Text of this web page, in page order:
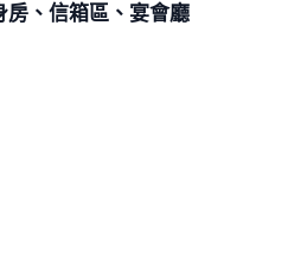
房、信箱區、宴會廳